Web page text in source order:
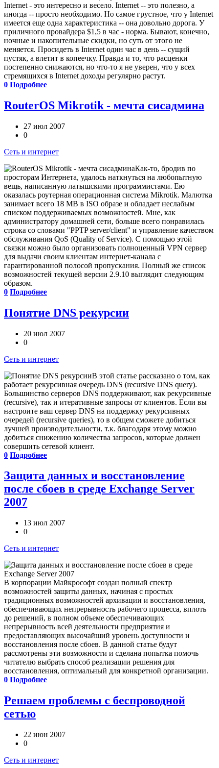
Internet - это интересно и весело. Internet -- это полезно, а
иногда -- просто необходимо. Но самое грустное, что у Internet
имеется еще одна характеристика -- она довольно дорога. У
приличного провайдера $1,5 в час - норма. Бывают, конечно,
ночные и накопительные скидки, но суть от этого не
меняется. Просидеть в Internet один час в день -- сущий
пустяк, а влетит в копеечку. Правда и то, что расценки
постепенно снижаются, но что-то я не уверен, что у всех
стремящихся в Internet доходы регулярно растут.
0 Подробнее
RouterOS Mikrotik - мечта сисадмина
27 июл 2007
0
Сеть и интернет
Как-то, бродив по
просторам Интернета, удалось наткнуться на любопытную
вещь, написанную латышскими программистами. Ею
оказалась роутерная операционная система Mikrotik. Малютка
занимает всего 18 MB в ISO образе и обладает неслабым
списком поддерживаемых возможностей. Мне, как
администратору домашней сети, больше всего понравилась
строка со словами "PPTP server/client" и управление качеством
обслуживания QoS (Quality of Service). С помощью этой
связки можно было организовать полноценный VPN сервер
для выдачи своим клиентам интернет-канала с
гарантированной полосой пропускания. Полный же список
возможностей текущей версии 2.9.10 выглядит следующим
образом.
0 Подробнее
Понятие DNS рекурсии
20 июл 2007
0
Сеть и интернет
В этой статье рассказано о том, как
работает рекурсивная очередь DNS (recursive DNS query).
Большинство серверов DNS поддерживают, как рекурсивные
(recursive), так и итеративные запросы от клиентов. Если вы
настроите ваш сервер DNS на поддержку рекурсивных
очередей (recursive queries), то в общем сможете добиться
лучшей производительности, т.к. благодаря этому можно
добиться снижению количества запросов, которые должен
совершить сетевой клиент.
0 Подробнее
Защита данных и восстановление
после сбоев в среде Exchange Server
2007
13 июл 2007
0
Сеть и интернет
В корпорации Майкрософт создан полный спектр
возможностей защиты данных, начиная с простых
традиционных возможностей архивации и восстановления,
обеспечивающих непрерывность рабочего процесса, вплоть
до решений, в полном объеме обеспечивающих
непрерывность всей деятельности предприятия и
предоставляющих высочайший уровень доступности и
восстановления после сбоев. В данной статье будут
рассмотрены эти возможности и сделана попытка помочь
читателю выбрать способ реализации решения для
восстановления, оптимальный для конкретной организации.
0 Подробнее
Решаем проблемы с беспроводной
сетью
22 июн 2007
0
Сеть и интернет